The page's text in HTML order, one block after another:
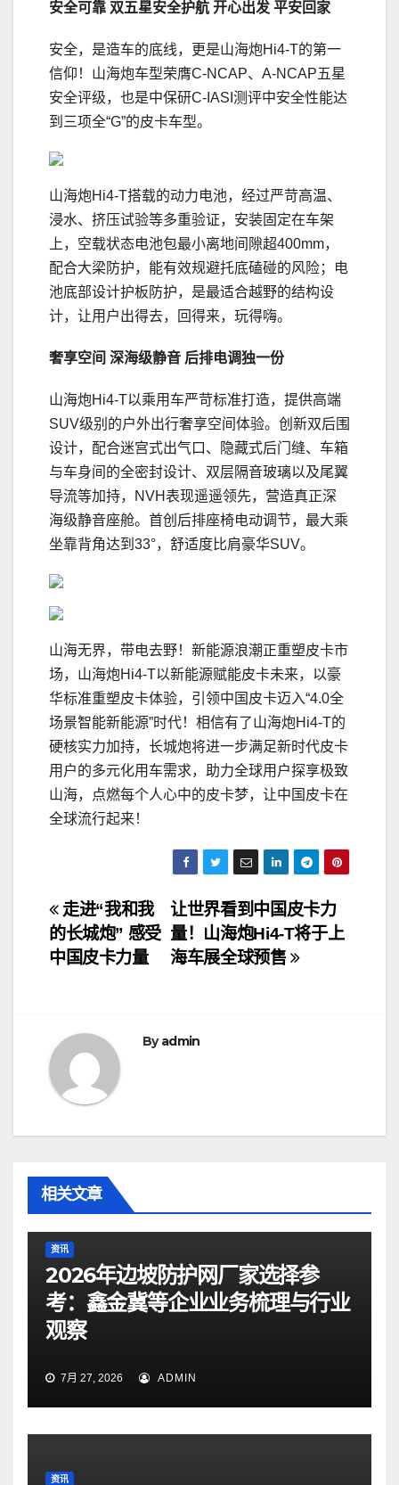
安全可靠 双五星安全护航 开心出发 平安回家
安全，是造车的底线，更是山海炮Hi4-T的第一
信仰！山海炮车型荣膺C-NCAP、A-NCAP五星
安全评级，也是中保研C-IASI测评中安全性能达
到三项全“G”的皮卡车型。
山海炮Hi4-T搭载的动力电池，经过严苛高温、
浸水、挤压试验等多重验证，安装固定在车架
上，空载状态电池包最小离地间隙超400mm，
配合大梁防护，能有效规避托底磕碰的风险；电
池底部设计护板防护，是最适合越野的结构设
计，让用户出得去，回得来，玩得嗨。
奢享空间 深海级静音 后排电调独一份
山海炮Hi4-T以乘用车严苛标准打造，提供高端
SUV级别的户外出行奢享空间体验。创新双后围
设计，配合迷宫式出气口、隐藏式后门缝、车箱
与车身间的全密封设计、双层隔音玻璃以及尾翼
导流等加持，NVH表现遥遥领先，营造真正深
海级静音座舱。首创后排座椅电动调节，最大乘
坐靠背角达到33°，舒适度比肩豪华SUV。
山海无界，带电去野！新能源浪潮正重塑皮卡市
场，山海炮Hi4-T以新能源赋能皮卡未来，以豪
华标准重塑皮卡体验，引领中国皮卡迈入“4.0全
场景智能新能源”时代！相信有了山海炮Hi4-T的
硬核实力加持，长城炮将进一步满足新时代皮卡
用户的多元化用车需求，助力全球用户探享极致
山海，点燃每个人心中的皮卡梦，让中国皮卡在
全球流行起来！
文
章
航
让世界看到中国皮卡力
量！山海炮Hi4-T将于上
海车展全球预售
走进“我和我
的长城炮” 感受
中国皮卡力量
Byadmin
相关文章
资讯
2026年边坡防护网厂家选择参
考：鑫金冀等企业业务梳理与行业
观察
7月 27, 2026 ADMIN
资讯